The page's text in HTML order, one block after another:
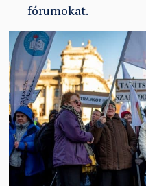
fórumokat.